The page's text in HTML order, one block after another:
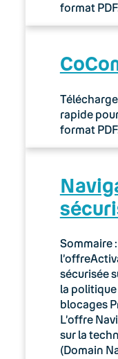
format
rapide
format PDF.
Sommaire
sécurisée
la
blocages
L’offre
sur la
(Domain